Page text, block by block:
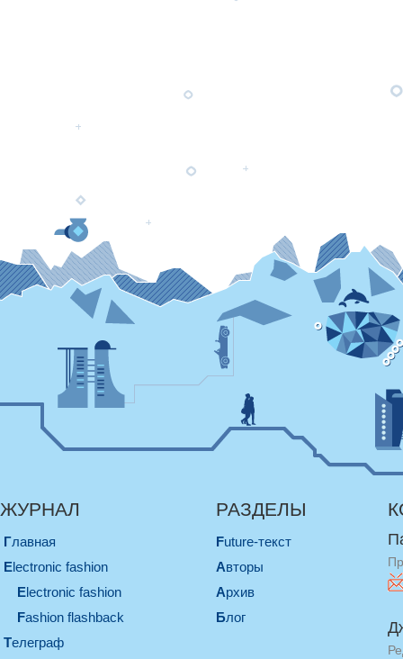
ЖУРНАЛ
Главная
electronic fashion
electronic fashion
Fashion flashback
телеграф
РАЗДЕЛЫ
Future-текст
Авторы
Архив
Блог